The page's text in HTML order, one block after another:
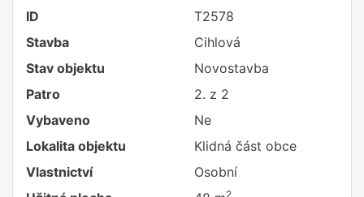
ID
T2578
Stavba
Cihlová
Stav objektu
Novostavba
Patro
2. z 2
Vybaveno
Ne
Lokalita objektu
Klidná část obce
Vlastnictví
Osobní
2